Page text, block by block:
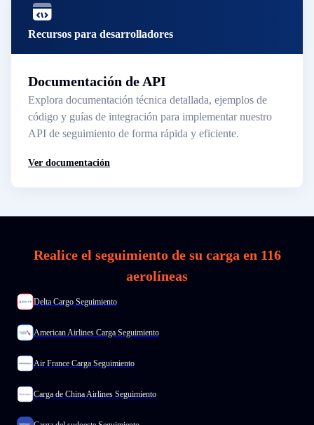
Recursos para desarrolladores
Documentación de API
Explora documentación técnica detallada, ejemplos de
código y guías de integración para implementar nuestro
API de seguimiento de forma rápida y eficiente.
Ver documentación
Realice el seguimiento de su carga en 116
aerolíneas
Delta Cargo Seguimiento
American Airlines Carga Seguimiento
Air France Carga Seguimiento
Carga de China Airlines Seguimiento